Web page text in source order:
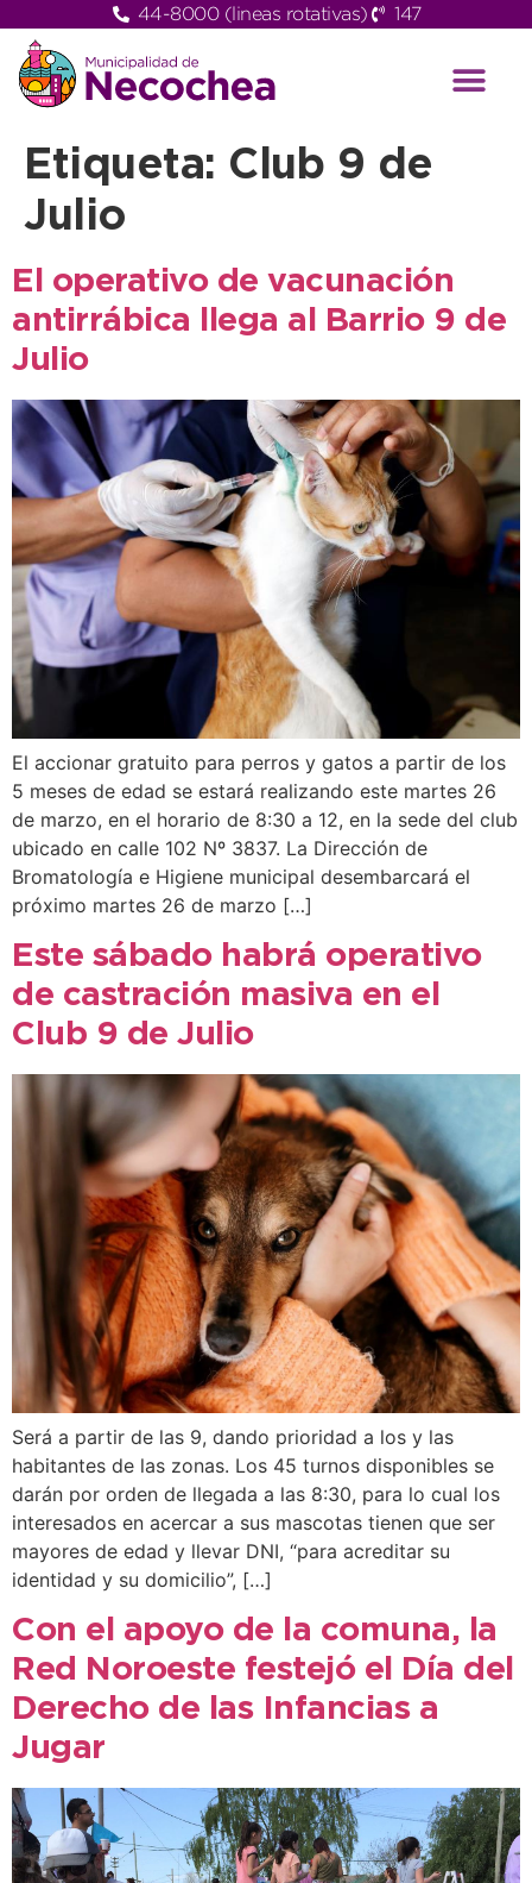
44-8000 (lineas rotativas) 147
Etiqueta: Club 9 de
Julio
El operativo de vacunación
antirrábica llega al Barrio 9 de
Julio
El accionar gratuito para perros y gatos a partir de los
5 meses de edad se estará realizando este martes 26
de marzo, en el horario de 8:30 a 12, en la sede del club
ubicado en calle 102 Nº 3837. La Dirección de
Bromatología e Higiene municipal desembarcará el
próximo martes 26 de marzo […]
Este sábado habrá operativo
de castración masiva en el
Club 9 de Julio
Será a partir de las 9, dando prioridad a los y las
habitantes de las zonas. Los 45 turnos disponibles se
darán por orden de llegada a las 8:30, para lo cual los
interesados en acercar a sus mascotas tienen que ser
mayores de edad y llevar DNI, “para acreditar su
identidad y su domicilio”, […]
Con el apoyo de la comuna, la
Red Noroeste festejó el Día del
Derecho de las Infancias a
Jugar